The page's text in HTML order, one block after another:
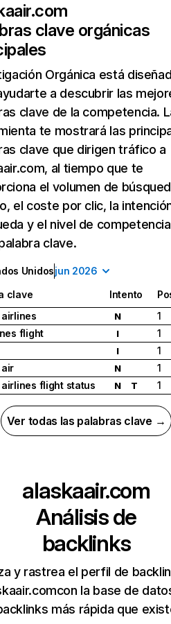
clave orgánicas
Orgánica está
a descubrir las
clave de la competencia.
te mostrará las
clave que dirigen tráfico a
al tiempo que te
el volumen de
el coste por clic, la
y el nivel de
clave.
Unidosjun 2026
clave Intento
N
1
flight
I
1
I
1
air
N
1
airlines flight status
N T 1
Ver todas las palabras clave →
alaskaair.com
Análisis de
backlinks
y rastrea el perfil de
la base de
más rápida que